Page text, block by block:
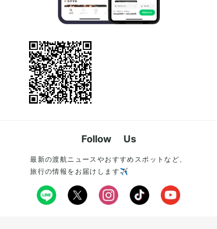
Follow Us
最新の渡航ニュースやおすすめスポットなど、
旅行の情報をお届けします✈️